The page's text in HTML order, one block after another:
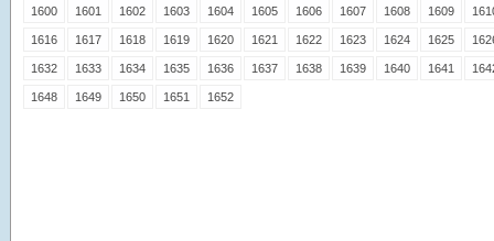
1600 1601 1602 1603 1604 1605 1606 1607 1608 1609
1616 1617 1618 1619 1620 1621 1622 1623 1624 1625
1632 1633 1634 1635 1636 1637 1638 1639 1640 1641
1648 1649 1650 1651 1652